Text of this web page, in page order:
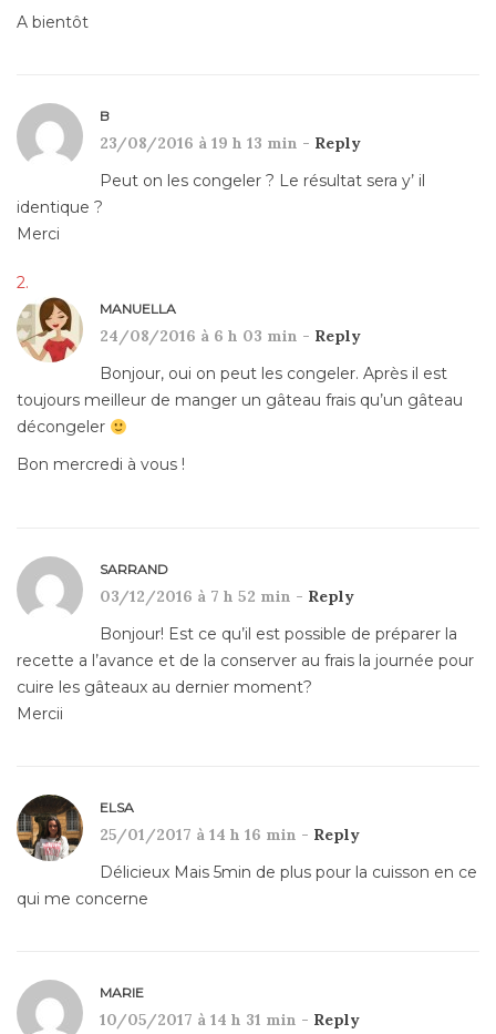
A bientôt
B
23/08/2016 à 19 h 13 min - Reply
Peut on les congeler ? Le résultat sera y’ il
identique ?
Merci
MANUELLA
24/08/2016 à 6 h 03 min - Reply
Bonjour, oui on peut les congeler. Après il est
toujours meilleur de manger un gâteau frais qu’un gâteau
décongeler
Bon mercredi à vous !
SARRAND
03/12/2016 à 7 h 52 min - Reply
Bonjour! Est ce qu’il est possible de préparer la
recette a l’avance et de la conserver au frais la journée pour
cuire les gâteaux au dernier moment?
Mercii
ELSA
25/01/2017 à 14 h 16 min - Reply
Délicieux Mais 5min de plus pour la cuisson en ce
qui me concerne
MARIE
10/05/2017 à 14 h 31 min - Reply